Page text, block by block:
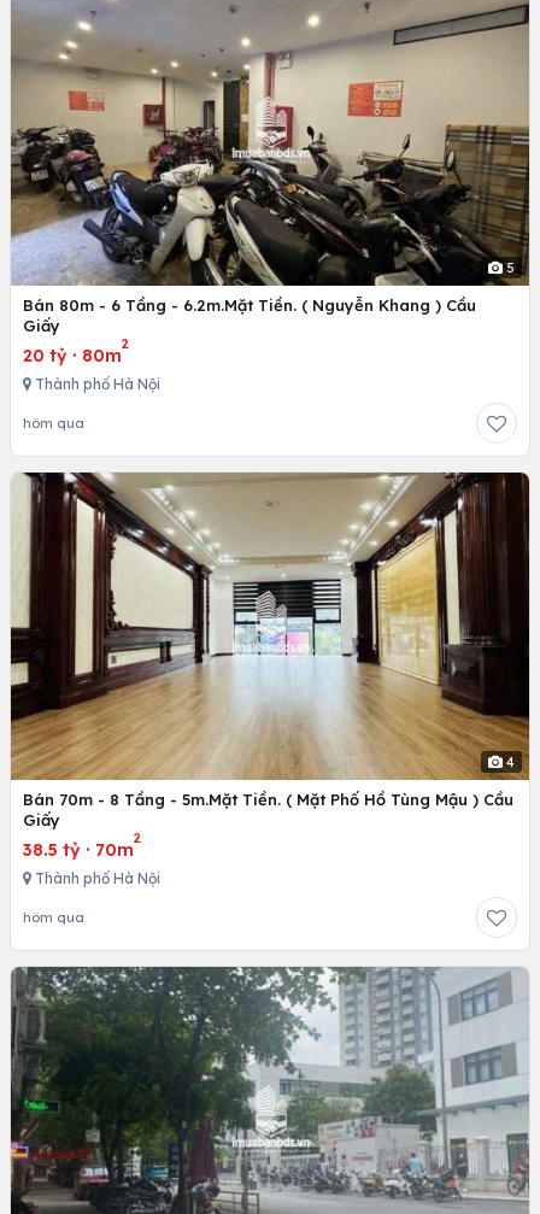
5
Bán 80m - 6 Tầng - 6.2m.Mặt Tiền. ( Nguyễn Khang ) Cầu
Giấy
20 tỷ · 80m
2
Thành phố Hà Nội
hôm qua
4
Bán 70m - 8 Tầng - 5m.Mặt Tiền. ( Mặt Phố Hồ Tùng Mậu ) Cầu
Giấy
38.5 tỷ · 70m
2
Thành phố Hà Nội
hôm qua